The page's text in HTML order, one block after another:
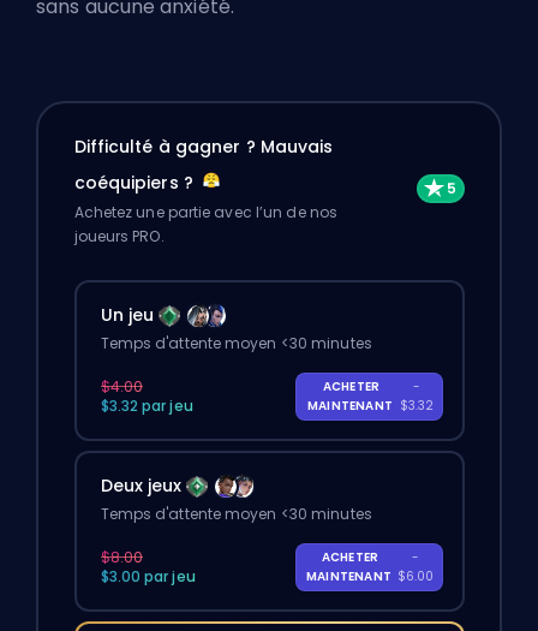
sans aucune anxiété.
Difficulté à gagner ? Mauvais
coéquipiers ?
Achetez une partie avec l’un de nos
joueurs PRO.
Un jeu
Temps d'attente moyen <30 minutes
$4.00
$3.32 par jeu
ACHETER
MAINTENANT
-
$3.32
Deux jeux
Temps d'attente moyen <30 minutes
$8.00
$3.00 par jeu
ACHETER
MAINTENANT
-
$6.00